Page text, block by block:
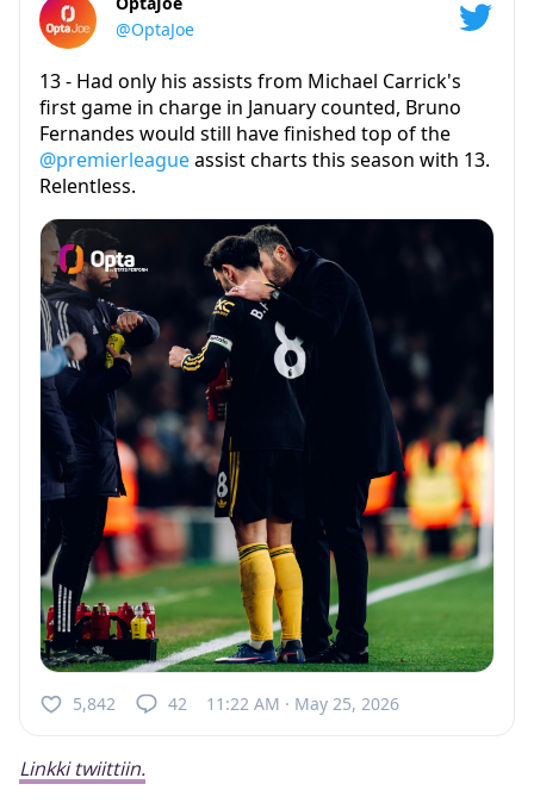
@OptaJoe
13 - Had only his assists from Michael Carrick's
first game in charge in January counted, Bruno
Fernandes would still have finished top of the
@premierleagueassist charts this season with 13.
Relentless.
5,842 42 11:22 AM · May 25, 2026
Linkki twiittiin.